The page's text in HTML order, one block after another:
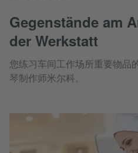
Gegenstände am
der Werkstatt
您练习车间工作场所重要物品
琴制作师米尔科。